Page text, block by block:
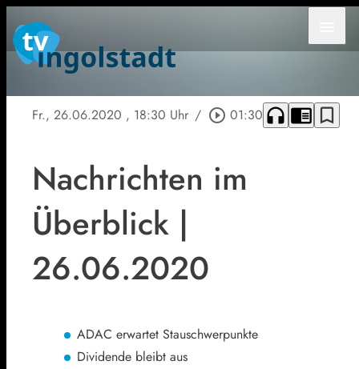
Fr., 26.06.2020 , 18:30 Uhr / play_circle_outline 01:30 headphones chrome_reader_mode bookmark_border
Nachrichten im
Überblick |
26.06.2020
ADAC erwartet Stauschwerpunkte
Dividende bleibt aus